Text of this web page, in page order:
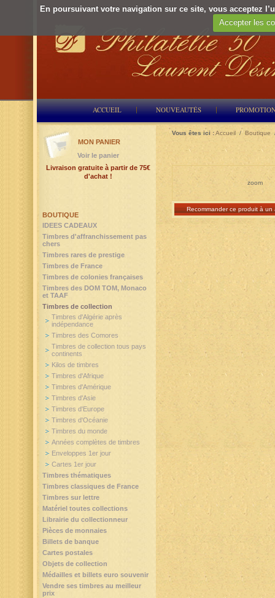
En poursuivant votre navigation sur ce site, vous acceptez
Accepter les
ACCUEIL NOUVEAUTÉS
Vous êtes ici :Accueil / Boutique
zoom
Recommander ce produit à un
BOUTIQUE
IDEES CADEAUX
Timbres d'affranchissement pas
chers
Timbres rares de prestige
Timbres de France
Timbres de colonies françaises
Timbres des DOM TOM, Monaco
et TAAF
Timbres de collection
Timbres d'Algérie après
indépendance
Timbres des Comores
Timbres de collection tous pays
continents
Kilos de timbres
Timbres d'Afrique
Timbres d'Amérique
Timbres d'Asie
Timbres d'Europe
Timbres d'Océanie
Timbres du monde
Années complètes de timbres
Enveloppes 1er jour
Cartes 1er jour
Timbres thématiques
Timbres classiques de France
Timbres sur lettre
Matériel toutes collections
Librairie du collectionneur
Pièces de monnaies
Billets de banque
Cartes postales
Objets de collection
Médailles et billets euro souvenir
Vendre ses timbres au meilleur
prix
MON PANIER
Voir le panier
Livraison gratuite à partir de 75€
d'achat !